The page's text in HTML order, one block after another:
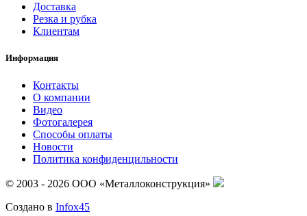
Доставка
Резка и рубка
Клиентам
Информация
Контакты
О компании
Видео
Фотогалерея
Способы оплаты
Новости
Политика конфиденцильности
© 2003 - 2026 ООО «Металлоконструкция»
Создано в Infox45